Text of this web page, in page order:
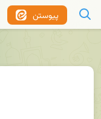
پیوستن